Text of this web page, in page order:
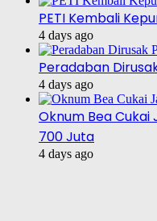
PETI Kembali
4 days ago
Peradaban
4 days ago
Oknum Bea Cukai
700 Juta
4 days ago